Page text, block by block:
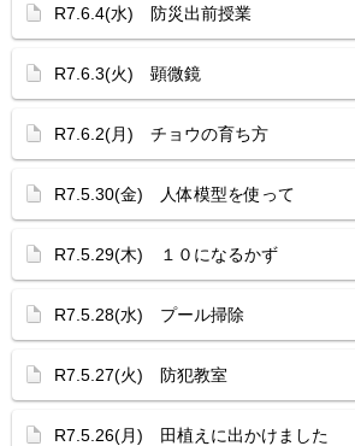
R7.6.4(水) 防災出前授業
R7.6.3(火) 顕微鏡
R7.6.2(月) チョウの育ち方
R7.5.30(金) 人体模型を使って
R7.5.29(木) １０になるかず
R7.5.28(水) プール掃除
R7.5.27(火) 防犯教室
R7.5.26(月) 田植えに出かけました